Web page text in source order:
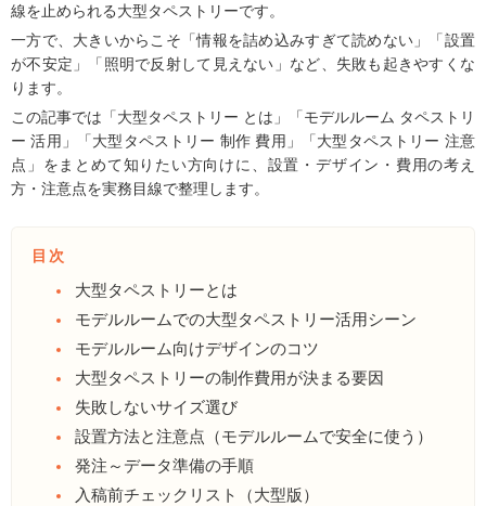
線を止められる大型タペストリーです。
一方で、大きいからこそ「情報を詰め込みすぎて読めない」「設置
が不安定」「照明で反射して見えない」など、失敗も起きやすくな
ります。
この記事では「大型タペストリー とは」「モデルルーム タペストリ
ー 活用」「大型タペストリー 制作 費用」「大型タペストリー 注意
点」をまとめて知りたい方向けに、設置・デザイン・費用の考え
方・注意点を実務目線で整理します。
目次
大型タペストリーとは
モデルルームでの大型タペストリー活用シーン
モデルルーム向けデザインのコツ
大型タペストリーの制作費用が決まる要因
失敗しないサイズ選び
設置方法と注意点（モデルルームで安全に使う）
発注～データ準備の手順
入稿前チェックリスト（大型版）